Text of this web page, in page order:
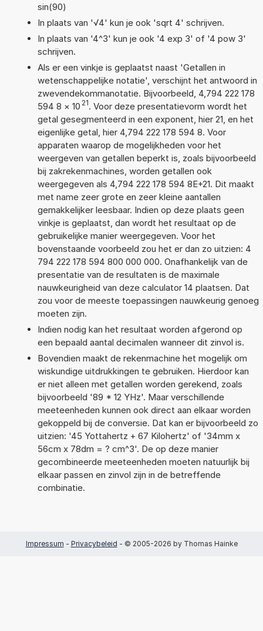
sin(90)
In plaats van '√4' kun je ook 'sqrt 4' schrijven.
In plaats van '4^3' kun je ook '4 exp 3' of '4 pow 3'
schrijven.
Als er een vinkje is geplaatst naast 'Getallen in
wetenschappelijke notatie', verschijnt het antwoord in
zwevendekommanotatie. Bijvoorbeeld, 4,794 222 178
594 8 × 10 21. Voor deze presentatievorm wordt het
getal gesegmenteerd in een exponent, hier 21, en het
eigenlijke getal, hier 4,794 222 178 594 8. Voor
apparaten waarop de mogelijkheden voor het
weergeven van getallen beperkt is, zoals bijvoorbeeld
bij zakrekenmachines, worden getallen ook
weergegeven als 4,794 222 178 594 8E+21. Dit maakt
met name zeer grote en zeer kleine aantallen
gemakkelijker leesbaar. Indien op deze plaats geen
vinkje is geplaatst, dan wordt het resultaat op de
gebruikelijke manier weergegeven. Voor het
bovenstaande voorbeeld zou het er dan zo uitzien: 4
794 222 178 594 800 000 000. Onafhankelijk van de
presentatie van de resultaten is de maximale
nauwkeurigheid van deze calculator 14 plaatsen. Dat
zou voor de meeste toepassingen nauwkeurig genoeg
moeten zijn.
Indien nodig kan het resultaat worden afgerond op
een bepaald aantal decimalen wanneer dit zinvol is.
Bovendien maakt de rekenmachine het mogelijk om
wiskundige uitdrukkingen te gebruiken. Hierdoor kan
er niet alleen met getallen worden gerekend, zoals
bijvoorbeeld '89 * 12 YHz'. Maar verschillende
meeteenheden kunnen ook direct aan elkaar worden
gekoppeld bij de conversie. Dat kan er bijvoorbeeld zo
uitzien: '45 Yottahertz + 67 Kilohertz' of '34mm x
56cm x 78dm = ? cm^3'. De op deze manier
gecombineerde meeteenheden moeten natuurlijk bij
elkaar passen en zinvol zijn in de betreffende
combinatie.
Impressum - Privacybeleid - © 2005-2026 by Thomas Hainke